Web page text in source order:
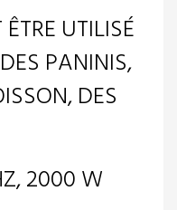
UTILISÉ
PANINIS,
DES
2000 W